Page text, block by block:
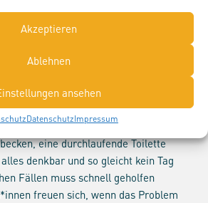
Akzeptieren
Ablehnen
ansehen
DatenschutzImpressum
Tag als Kundendienst in der
und Klimabranche aus?
Tag oft sehr spontan.
zwei Termine des Tages schon fest,
gemacht. Und dann wird es
Heizung, ein
eine durchlaufende Toilette
denkbar und so gleicht kein Tag
Fällen muss schnell geholfen
freuen sich, wenn das Problem